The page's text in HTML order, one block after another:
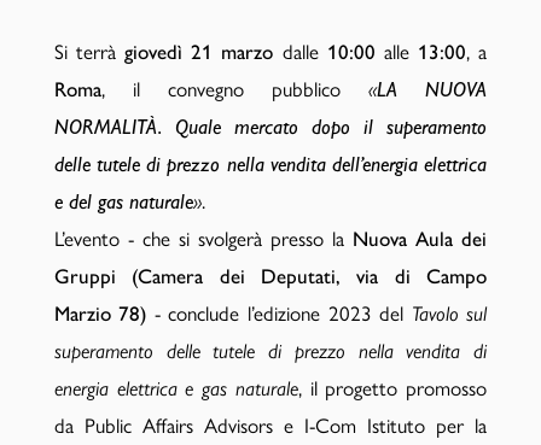
Si terràgiovedì 21 marzo dalle 10:00 alle 13:00, a
Roma, il convegno pubblico«LA NUOVA
NORMALITÀ. Quale mercato dopo il superamento
delle tutele di prezzo nella vendita dell’energia elettrica
e del gas naturale».
L’evento - che si svolgerà presso la Nuova Aula dei
Gruppi (Camera dei Deputati, via di Campo
Marzio 78) - conclude l’edizione 2023 del Tavolo sul
superamento delle tutele di prezzo nella vendita di
energia elettrica e gas naturale, il progetto promosso
da Public Affairs Advisors e I-Com Istituto per la